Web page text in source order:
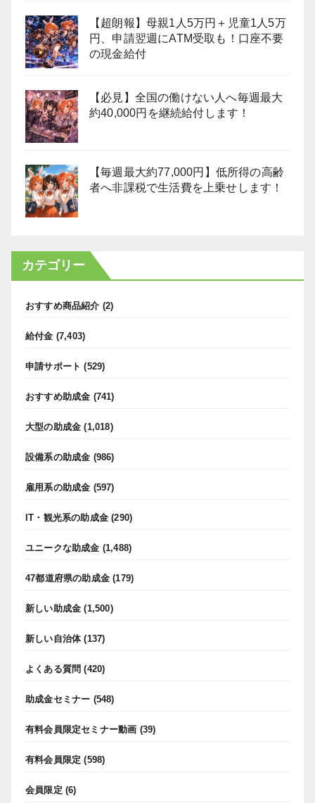
【超朗報】母親1人5万円＋児童1人5万
円、申請翌週にATM受取も！口座不要
の現金給付
【必見】全国の働けない人へ毎週最大
約40,000円を継続給付します！
【毎週最大約77,000円】低所得の高齢
者へ非課税で生活費を上乗せします！
カテゴリー
おすすめ商品紹介 (2)
給付金 (7,403)
申請サポート (529)
おすすめ助成金 (741)
大型の助成金 (1,018)
設備系の助成金 (986)
雇用系の助成金 (597)
IT・観光系の助成金 (290)
ユニークな助成金 (1,488)
47都道府県の助成金 (179)
新しい助成金 (1,500)
新しい自治体(137)
よくある質問 (420)
助成金セミナー (548)
有料会員限定セミナー動画 (39)
有料会員限定 (598)
会員限定 (6)